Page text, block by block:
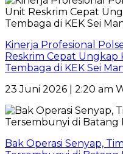
Kinerja Profesional
Reskrim Cepat Ungkap
Tembaga di KEK Sei
23 Juni 2026 | 2:20 am
Bak Operasi Senyap,